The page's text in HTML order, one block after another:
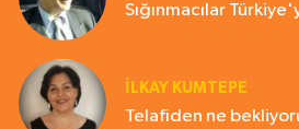
Sığınmacılar
İLKAY KUMTEPE
Telafiden ne